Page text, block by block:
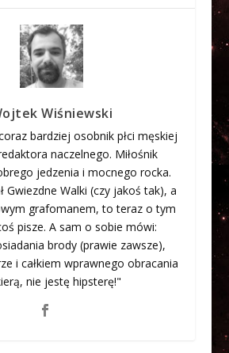
Wiśniewski
bardziej osobnik płci męskiej
naczelnego. Miłośnik
jedzenia i mocnego rocka.
Gwiezdne Walki (czy jakoś tak), a
grafomanem, to teraz o tym
pisze. A sam o sobie mówi:
brody (prawie zawsze),
i całkiem wprawnego obracania
nie jestę hipsterę!"